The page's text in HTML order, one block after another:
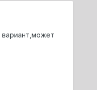
вариант,может